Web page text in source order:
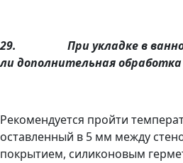
29. При укладке в
ли дополнительная обработка
Рекомендуется пройти
оставленный в 5 мм между
покрытием, силиконовым